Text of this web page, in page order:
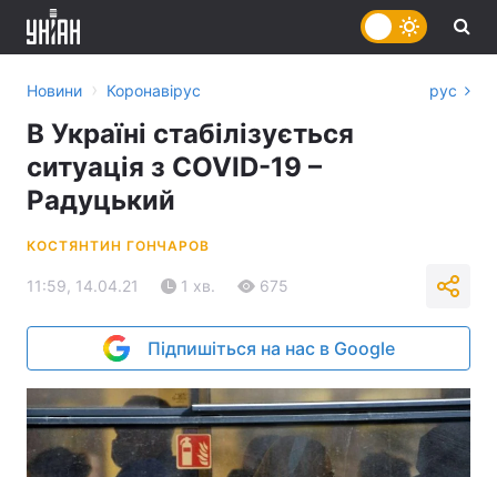
Новини › Коронавірус рус
В Україні стабілізується
ситуація з COVID-19 –
Радуцький
КОСТЯНТИН ГОНЧАРОВ
11:59, 14.04.21 1 хв. 675
Підпишіться на нас в Google